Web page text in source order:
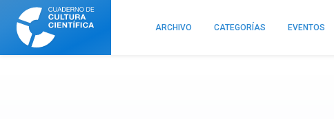
Cuaderno
Cultura
Científica
ARCHIVO CATEGORÍAS EVENTOS